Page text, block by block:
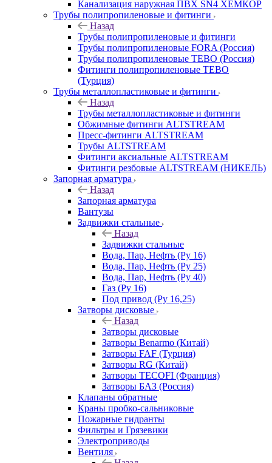
Канализация наружная ПВХ SN4 ХЕМКОР
Трубы полипропиленовые и фитинги
Назад
Трубы полипропиленовые и фитинги
Трубы полипропиленовые FORA (Россия)
Трубы полипропиленовые TEBO (Россия)
Фитинги полипропиленовые TEBO
(Турция)
Трубы металлопластиковые и фитинги
Назад
Трубы металлопластиковые и фитинги
Обжимные фитинги ALTSTREAM
Пресс-фитинги ALTSTREAM
Трубы ALTSTREAM
Фитинги аксиальные ALTSTREAM
Фитинги резбовые ALTSTREAM (НИКЕЛЬ)
Запорная арматура
Назад
Запорная арматура
Вантузы
Задвижки стальные
Назад
Задвижки стальные
Вода, Пар, Нефть (Ру 16)
Вода, Пар, Нефть (Ру 25)
Вода, Пар, Нефть (Ру 40)
Газ (Ру 16)
Под привод (Ру 16,25)
Затворы дисковые
Назад
Затворы дисковые
Затворы Benarmo (Китай)
Затворы FAF (Турция)
Затворы RG (Китай)
Затворы TECOFI (Франция)
Затворы БАЗ (Россия)
Клапаны обратные
Краны пробко-сальниковые
Пожарные гидранты
Фильтры и Грязевики
Электроприводы
Вентиля